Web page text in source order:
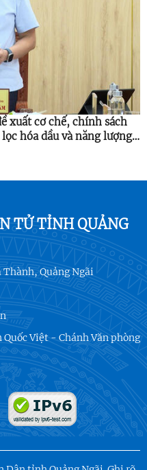
xuất cơ chế, chính sách
hóa dầu và năng lượng
TỬ TỈNH QUẢNG
Thành, Quảng Ngãi
Việt - Chánh Văn phòng